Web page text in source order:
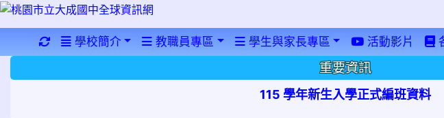
重新取得佈景設定
學校簡介 教職員專區 學生與家長專區 活動影片
重要資訊
115 學年新生入學正式編班資料